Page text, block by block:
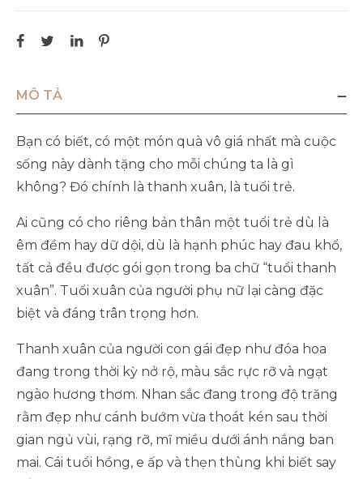
MÔ TẢ
Bạn có biết, có một món quà vô giá nhất mà cuộc
sống này dành tặng cho mỗi chúng ta là gì
không? Đó chính là thanh xuân, là tuổi trẻ.
Ai cũng có cho riêng bản thân một tuổi trẻ dù là
êm đềm hay dữ dội, dù là hạnh phúc hay đau khổ,
tất cả đều được gói gọn trong ba chữ “tuổi thanh
xuân”. Tuổi xuân của người phụ nữ lại càng đặc
biệt và đáng trân trọng hơn.
Thanh xuân của người con gái đẹp như đóa hoa
đang trong thời kỳ nở rộ, màu sắc rực rỡ và ngạt
ngào hương thơm. Nhan sắc đang trong độ trăng
rằm đẹp như cánh bướm vừa thoát kén sau thời
gian ngủ vùi, rạng rỡ, mĩ miều dưới ánh nắng ban
mai. Cái tuổi hồng, e ấp và thẹn thùng khi biết say